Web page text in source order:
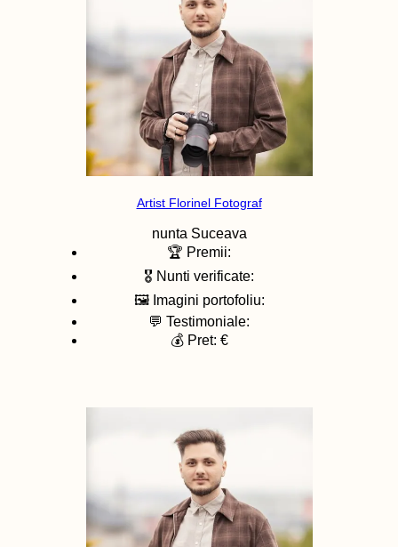
Artist Florinel Fotograf
nunta Suceava
🏆 Premii:
🎖️ Nunti verificate:
🖼️ Imagini portofoliu:
💬 Testimoniale:
💰 Pret: €